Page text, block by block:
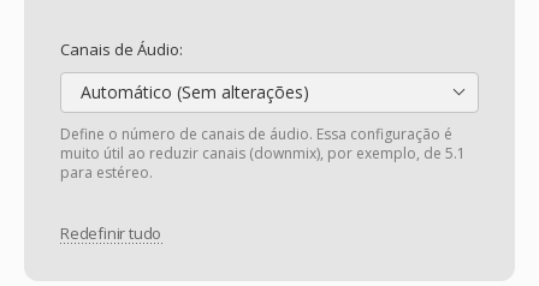
Canais de Áudio:
Automático (Sem alterações)
Define o número de canais de áudio. Essa configuração é
muito útil ao reduzir canais (downmix), por exemplo, de 5.1
para estéreo.
Redefinir tudo